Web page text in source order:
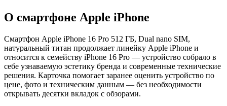
О смартфоне Apple iPhone
Смартфон Apple iPhone 16 Pro 512 ГБ, Dual nano SIM,
натуральный титан продолжает линейку Apple iPhone и
относится к семейству iPhone 16 Pro — устройство собрало в
себе узнаваемую эстетику бренда и современные технические
решения. Карточка помогает заранее оценить устройство по
цене, фото и техническим данным — без необходимости
открывать десятки вкладок с обзорами.